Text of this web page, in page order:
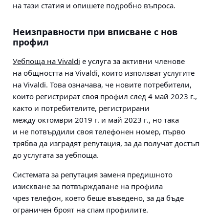
на тази статия и опишете подробно въпроса.
Неизправности при вписване с нов
профил
Уебпоща на Vivaldi е услуга за активни членове
на общността на Vivaldi, които използват услугите
на Vivaldi. Това означава, че новите потребители,
които регистрират своя профил след 4 май 2023 г.,
както и потребителите, регистрирани
между октомври 2019 г. и май 2023 г., но така
и не потвърдили своя телефонен номер, първо
трябва да изградят репутация, за да получат достъп
до услугата за уебпоща.
Системата за репутация заменя предишното
изискване за потвърждаване на профила
чрез телефон, което беше въведено, за да бъде
ограничен броят на спам профилите.